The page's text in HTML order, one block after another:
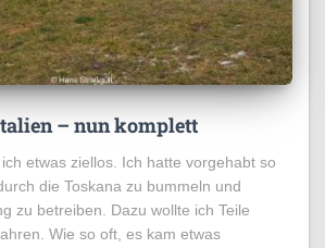
– nun komplett
etwas ziellos. Ich hatte vorgehabt so
die Toskana zu bummeln und
zu betreiben. Dazu wollte ich Teile
Wie so oft, es kam etwas